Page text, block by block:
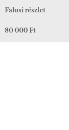
Falusi részlet
80 000 Ft